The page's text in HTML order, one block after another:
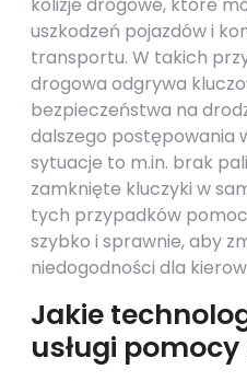
uszkodzeń pojazdów i
transportu. W takich
drogowa odgrywa
bezpieczeństwa na
dalszego postępowania
sytuacje to m.in. brak
zamknięte kluczyki w
tych przypadków
szybko i sprawnie, aby
niedogodności dla
Jakie
usługi